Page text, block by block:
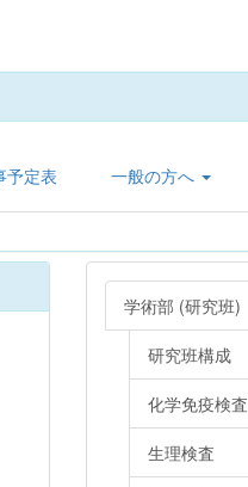
予定表 一般の方へ
学術部 (研究班)
研究班構成
化学免疫検査
生理検査